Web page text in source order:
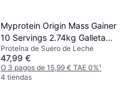
Myprotein Origin Mass Gainer
10 Servings 2.74kg Galleta
de Caramelo
Proteína de Suero de Leche
47,99 €
O 3 pagos de 15,99 € TAE 0%¹
4 tiendas